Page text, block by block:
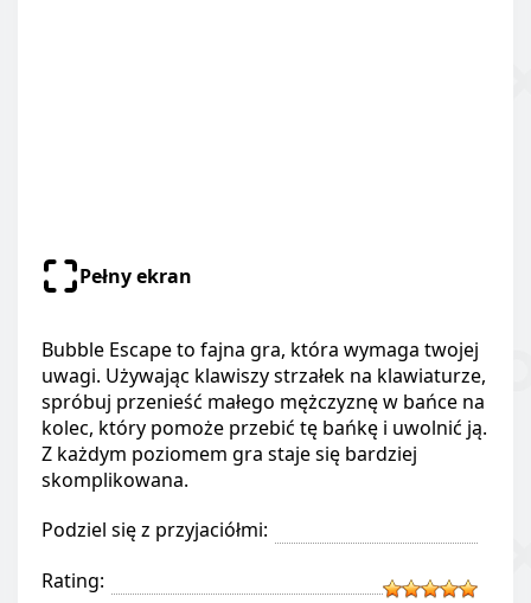
Pełny ekran
Bubble Escape to fajna gra, która wymaga twojej
uwagi. Używając klawiszy strzałek na klawiaturze,
spróbuj przenieść małego mężczyznę w bańce na
kolec, który pomoże przebić tę bańkę i uwolnić ją.
Z każdym poziomem gra staje się bardziej
skomplikowana.
Podziel się z przyjaciółmi:
Rating: